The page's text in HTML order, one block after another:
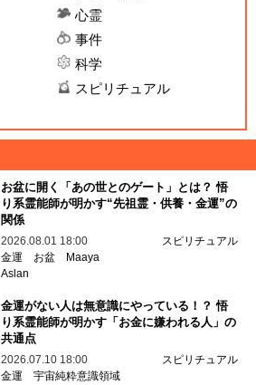
心霊
事件
科学
スピリチュアル
お盆に開く「あの世とのゲート」とは？ 悟
り系霊能師が明かす“先祖霊・供養・金運”の
関係
2026.08.01 18:00
スピリチュアル
金運
お盆
Maaya
Aslan
金運がない人は無意識にやっている！？ 悟
り系霊能師が明かす「お金に嫌われる人」の
共通点
2026.07.10 18:00
スピリチュアル
金運 宇宙純粋意識領域